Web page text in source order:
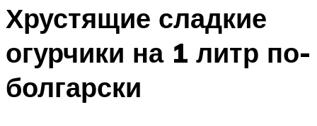
Хрустящие сладкие
огурчики на 1 литр по-
болгарски